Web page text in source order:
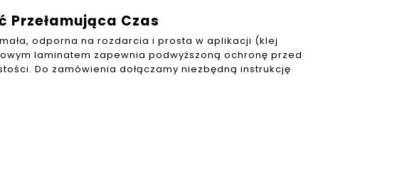
Przełamująca Czas
odporna na rozdarcia i prosta w aplikacji (klej
laminatem zapewnia podwyższoną ochronę przed
Do zamówienia dołączamy niezbędną instrukcję